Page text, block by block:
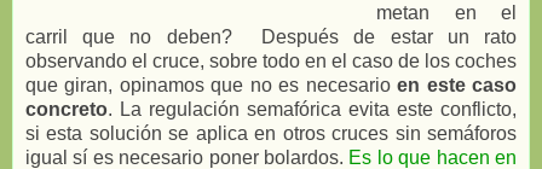
metan en el
carril que no deben? Después de estar un rato
observando el cruce, sobre todo en el caso de los coches
que giran, opinamos que no es necesarioen este caso
concreto. La regulación semafórica evita este conflicto,
si esta solución se aplica en otros cruces sin semáforos
igual sí es necesario poner bolardos. Es lo que hacen en